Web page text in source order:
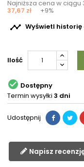
Najniższa cena w
37,67 zł +9%
 Wyświetl
Ilość
 Dostępny
Termin wysyłki 3 dni
Udostępnij
Napisz